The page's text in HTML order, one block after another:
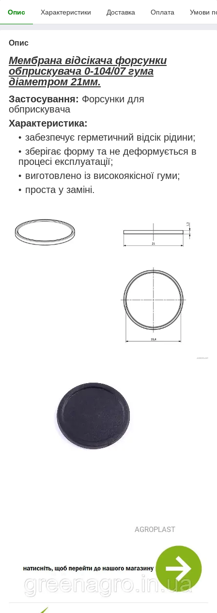
Опис Характеристики Доставка Оплата Умови
Опис
Мембрана відсікача форсунки
обприскувача 0-104/07 гума
діаметром 21мм.
Застосування: Форсунки для
обприскувача
Характеристика:
забезпечує герметичний відсік рідини;
зберігає форму та не деформується в
процесі експлуатації;
виготовлено із високоякісної гуми;
проста у заміні.